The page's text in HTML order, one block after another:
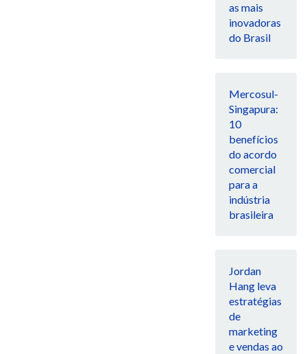
as mais
inovadoras
do Brasil
Mercosul-
Singapura:
10
benefícios
do acordo
comercial
para a
indústria
brasileira
Jordan
Hang leva
estratégias
de
marketing
e vendas ao